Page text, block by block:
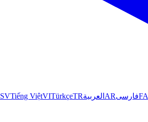
SVTiếng ViệtVITürkçeTRالعربية ARفارسیFA